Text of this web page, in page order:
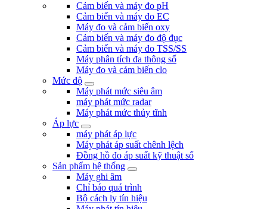
Cảm biến và máy đo pH
Cảm biến và máy đo EC
Máy đo và cảm biến oxy
Cảm biến và máy đo độ đục
Cảm biến và máy đo TSS/SS
Máy phân tích đa thông số
Máy đo và cảm biến clo
Mức độ
Máy phát mức siêu âm
máy phát mức radar
Máy phát mức thủy tĩnh
Áp lực
máy phát áp lực
Máy phát áp suất chênh lệch
Đồng hồ đo áp suất kỹ thuật số
Sản phẩm hệ thống
Máy ghi âm
Chỉ báo quá trình
Bộ cách ly tín hiệu